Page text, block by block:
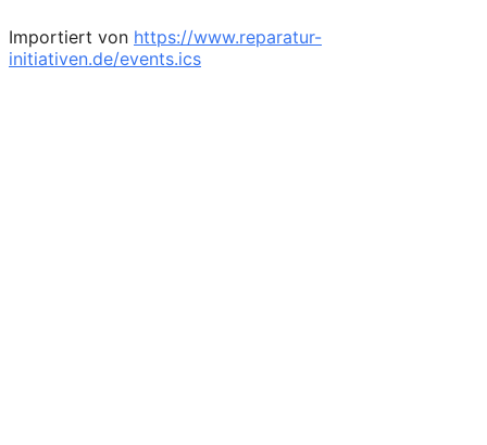
Importiert von https://www.reparatur-
initiativen.de/events.ics